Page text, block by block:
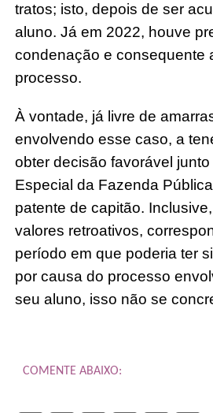
tratos; isto, depois de ser
aluno. Já em 2022, houve
condenação e consequente
processo.
À vontade, já livre de
envolvendo esse caso, a
obter decisão favorável
Especial da Fazenda
patente de capitão.
valores retroativos,
período em que poderia ter
por causa do processo
seu aluno, isso não se
COMENTE ABAIXO: